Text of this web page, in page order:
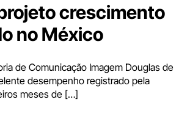
crescimento
no México
de Comunicação Imagem Douglas de
desempenho registrado pela
meses de […]